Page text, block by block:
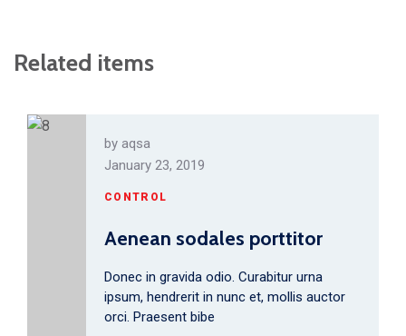
Related items
by aqsa
January 23, 2019
CONTROL
Aenean sodales porttitor
Donec in gravida odio. Curabitur urna
ipsum, hendrerit in nunc et, mollis auctor
orci. Praesent bibe